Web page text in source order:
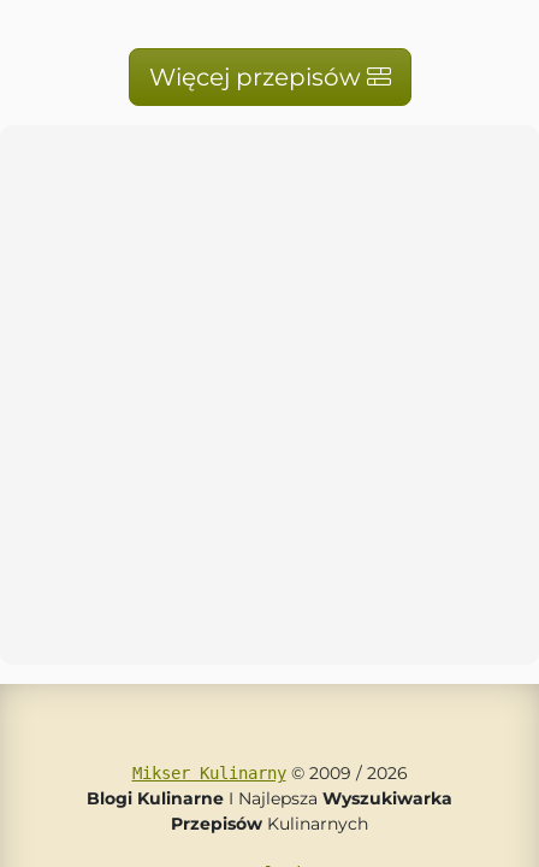
Więcej przepisów
Mikser Kulinarny© 2009 / 2026
Blogi Kulinarne I Najlepsza Wyszukiwarka
Przepisów Kulinarnych